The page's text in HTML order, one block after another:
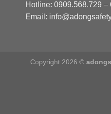
Hotline: 0909.568.729
Email:
Copyright 2026 ©